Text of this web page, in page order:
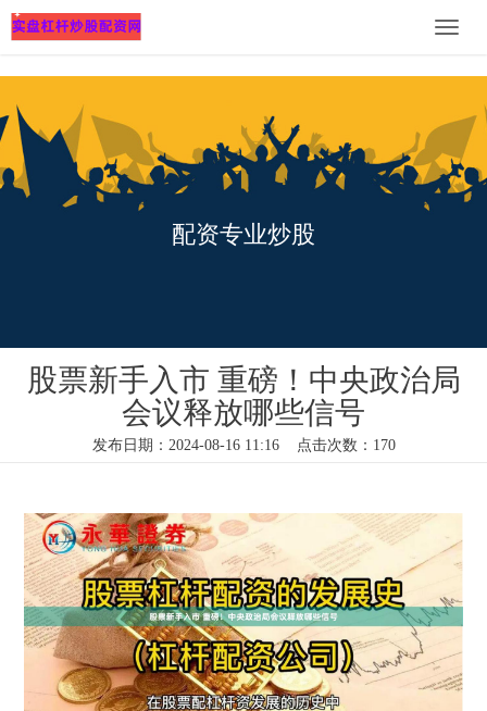
Toggle
配资专业炒股
股票新手入市 重磅！中央政治局
会议释放哪些信号
发布日期：2024-08-16 11:16 点击次数：170